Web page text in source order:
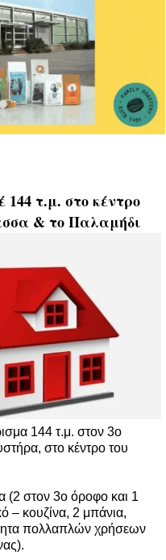
τ.μ. στο κέντρο
& το Παλαμήδι
144 τ.μ. στον 3ο
στο κέντρο του
(2 στον 3ο όροφο και 1
– κουζίνα, 2 μπάνια,
πολλαπλών χρήσεων